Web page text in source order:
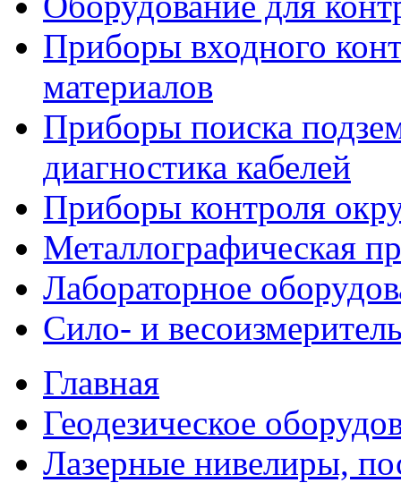
Приборы входного
материалов
Приборы поиска
диагностика кабелей
Приборы контроля
Металлографическая
Лабораторное
Сило- и
Главная
Геодезическое
Лазерные нивелиры,